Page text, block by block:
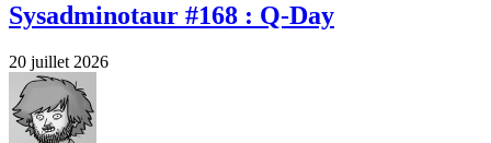
Sysadminotaur #168 : Q-Day
20 juillet 2026